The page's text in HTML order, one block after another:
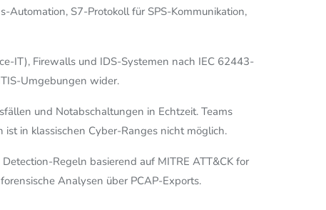
Automation, S7-Protokoll für SPS-Kommunikation,
IT), Firewalls und IDS-Systemen nach IEC 62443-
Umgebungen wider.
und Notabschaltungen in Echtzeit. Teams
in klassischen Cyber-Ranges nicht möglich.
Regeln basierend auf MITRE ATT&CK for
Analysen über PCAP-Exports.